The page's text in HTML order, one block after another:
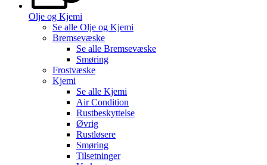
Olje og Kjemi
Se alle Olje og Kjemi
Bremsevæske
Se alle Bremsevæske
Smøring
Frostvæske
Kjemi
Se alle Kjemi
Air Condition
Rustbeskyttelse
Øvrig
Rustløsere
Smøring
Tilsetninger